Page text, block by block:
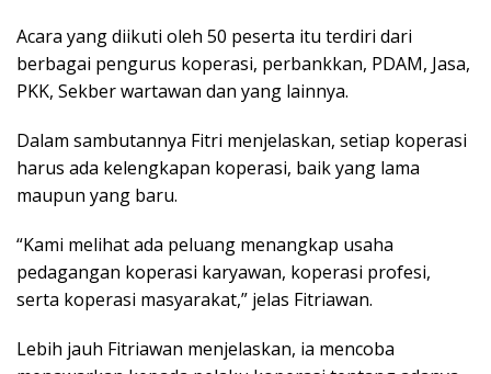
Acara yang diikuti oleh 50 peserta itu terdiri dari
berbagai pengurus koperasi, perbankkan, PDAM, Jasa,
PKK, Sekber wartawan dan yang lainnya.
Dalam sambutannya Fitri menjelaskan, setiap koperasi
harus ada kelengkapan koperasi, baik yang lama
maupun yang baru.
“Kami melihat ada peluang menangkap usaha
pedagangan koperasi karyawan, koperasi profesi,
serta koperasi masyarakat,” jelas Fitriawan.
Lebih jauh Fitriawan menjelaskan, ia mencoba